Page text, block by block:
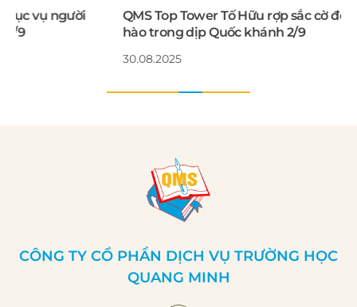
QMS Top Tower Tố Hữu rợp sắc cờ đỏ, lan tỏa niềm tự
hào trong dịp Quốc khánh 2/9
CÔNG TY CỔ PHẦN DỊCH VỤ TRƯỜNG HỌC
QUANG MINH